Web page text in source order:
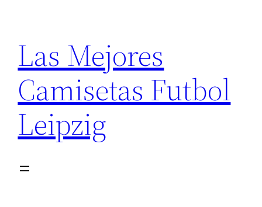
contenido
Las Mejores
Camisetas Futbol
Leipzig